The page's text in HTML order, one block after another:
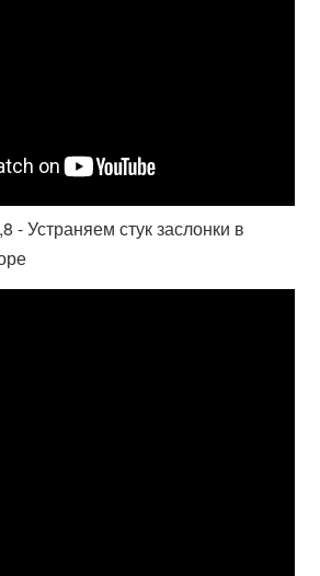
- Устраняем стук заслонки в